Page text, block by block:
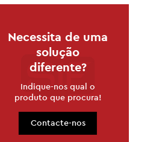
Necessita de uma
solução
diferente?
Indique-nos qual o
produto que procura!
Contacte-nos